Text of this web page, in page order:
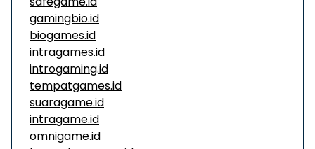
gamingbio.id
biogames.id
intragames.id
introgaming.id
tempatgames.id
suaragame.id
intragame.id
omnigame.id